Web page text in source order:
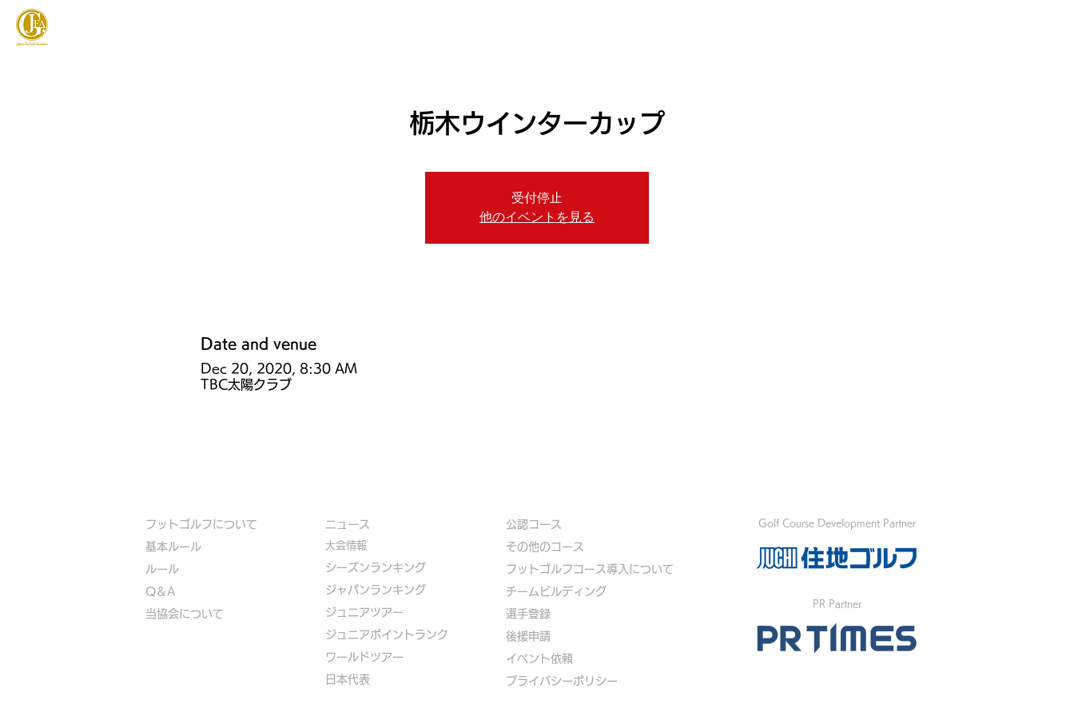
栃木ウインターカップ
受付停止
他のイベントを見る
Date and venue
Dec 20, 2020, 8:30 AM
TBC太陽クラブ
フットゴルフについて
基本ルール
ルール
Q＆A
​当協会について
​ニュース
大会情報
シーズンランキング
ジャパンランキング
ジュニアツアー
ジュニアポイントランク
​ワールドツアー
​​日本代表
公認コース
​その他のコース
​ フットゴルフコース導入について
​チームビルディング
選手登録​
​後援申請
​イベント依頼
プライバシーポリシー
Golf Course Development Partner
PR Partner